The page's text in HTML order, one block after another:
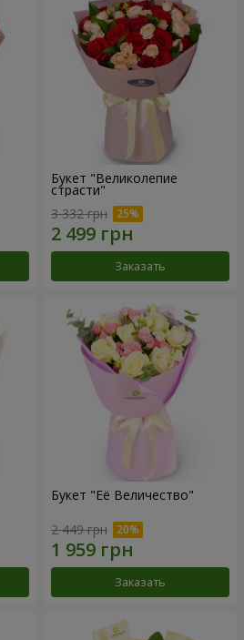
Букет "Великолепие
страсти"
3 332 грн
Заказать
Букет "Её Величество"
2 449 грн
Заказать